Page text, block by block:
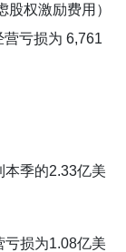
权激励费用）
亏损为 6,761
本季的2.33亿美
亏损为1.08亿美